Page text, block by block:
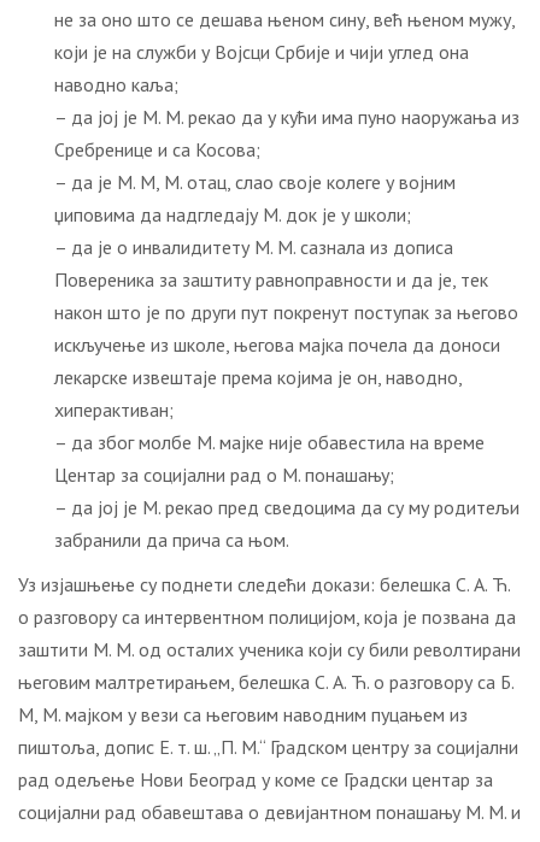
не за оно што се дешава њеном сину, већ њеном мужу,
који је на служби у Војсци Србије и чији углед она
наводно каља;
– да јој је М. М. рекао да у кући има пуно наоружања из
Сребренице и са Косова;
– да је М. М, М. отац, слао своје колеге у војним
џиповима да надгледају М. док је у школи;
– да је о инвалидитету М. М. сазнала из дописа
Повереника за заштиту равноправности и да је, тек
након што је по други пут покренут поступак за његово
искључење из школе, његова мајка почела да доноси
лекарске извештаје према којима је он, наводно,
хиперактиван;
– да због молбе М. мајке није обавестила на време
Центар за социјални рад о М. понашању;
– да јој је М. рекао пред сведоцима да су му родитељи
забранили да прича са њом.
Уз изјашњење су поднети следећи докази: белешка С. А. Ћ.
о разговору са интервентном полицијом, која је позвана да
заштити М. М. од осталих ученика који су били револтирани
његовим малтретирањем, белешка С. А. Ћ. о разговору са Б.
М, М. мајком у вези са његовим наводним пуцањем из
пиштоља, допис Е. т. ш. „П. М.“ Градском центру за социјални
рад одељење Нови Београд у коме се Градски центар за
социјални рад обавештава о девијантном понашању М. М. и